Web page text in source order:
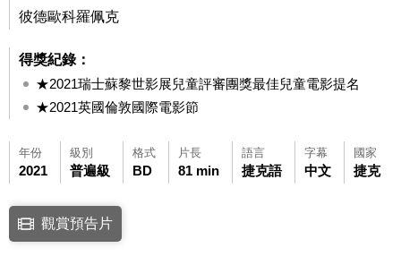
彼德歐科羅佩克
得獎紀錄：
★2021瑞士蘇黎世影展兒童評審團獎最佳兒童電影提名
★2021英國倫敦國際電影節
年份
2021
級別
普遍級
格式
BD
片長
81 min
語言
捷克語
字幕
中文
國家
捷克
點擊下列連結開啟視窗後，可使用鍵盤Tab鍵移至影片中央播放鍵，再
連結至Youtube網站觀看此影片(開新視窗)
觀賞預告片